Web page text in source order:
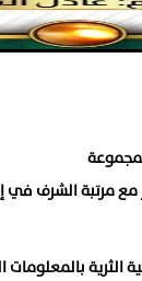
مرتبة الشرف في
الثرية